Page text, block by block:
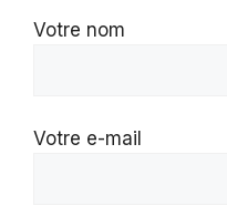
Votre nom
Votre e-mail